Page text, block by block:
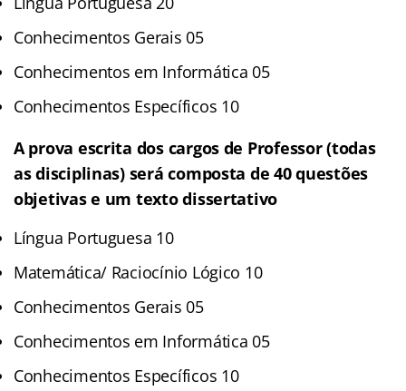
Conhecimentos Gerais 05
Conhecimentos em Informática 05
Conhecimentos Específicos 10
A prova escrita dos cargos de Professor (todas
as disciplinas) será composta de 40 questões
objetivas e um texto dissertativo
Língua Portuguesa 10
Matemática/ Raciocínio Lógico 10
Conhecimentos Gerais 05
Conhecimentos em Informática 05
Conhecimentos Específicos 10